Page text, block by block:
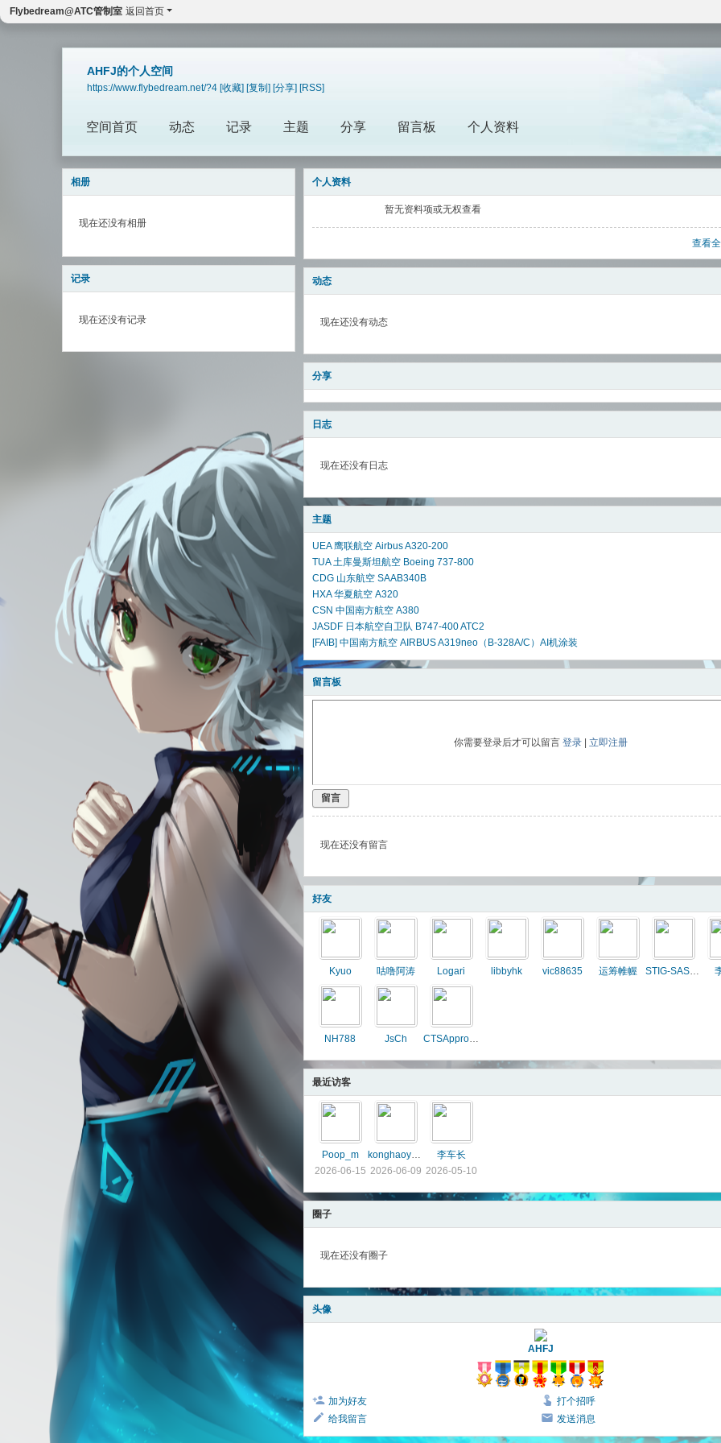
Flybedream@ATC管制室 返回首页
AHFJ的个人空间
https://www.flybedream.net/?4 [收藏] [复制] [分享] [RSS]
空间首页 动态 记录 主题 分享 留言板 个人资料
相册
现在还没有相册
记录
现在还没有记录
个人资料
暂无资料项或无权查看
查看
动态
现在还没有动态
分享
日志
现在还没有日志
主题
UEA 鹰联航空 Airbus A320-200
TUA 土库曼斯坦航空 Boeing 737-800
CDG 山东航空 SAAB340B
HXA 华夏航空 A320
CSN 中国南方航空 A380
JASDF 日本航空自卫队 B747-400 ATC2
[FAIB] 中国南方航空 AIRBUS A319neo（B-328A/C）AI机涂装
留言板
你需要登录后才可以留言 登录 立即注册
留言
现在还没有留言
好友
Kyuo 咕噜阿涛 Logari libbyhk vic88635 运筹帷幄 STIG-SAS-A343
NH788 JsCh CTSApproach
最近访客
Poop_m
2026-06-15
konghaoyuan
2026-06-09
李车长
2026-05-10
圈子
现在还没有圈子
头像
AHFJ
加为好友
打个招呼
给我留言
发送消息